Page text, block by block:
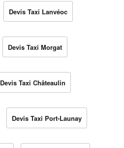
Devis Taxi Lanvéoc
Devis Taxi Morgat
Devis Taxi Châteaulin
Devis Taxi Port-Launay